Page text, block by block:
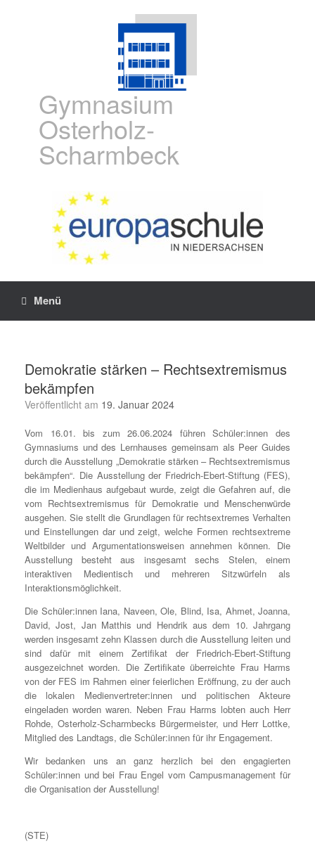
Gymnasium
Osterholz-
Scharmbeck
Menü
Demokratie stärken – Rechtsextremismus
bekämpfen
Veröffentlicht am 19. Januar 2024
Vom 16.01. bis zum 26.06.2024 führen Schüler:innen des
Gymnasiums und des Lernhauses gemeinsam als Peer Guides
durch die Ausstellung „Demokratie stärken – Rechtsextremismus
bekämpfen“. Die Ausstellung der Friedrich-Ebert-Stiftung (FES),
die im Medienhaus aufgebaut wurde, zeigt die Gefahren auf, die
vom Rechtsextremismus für Demokratie und Menschenwürde
ausgehen. Sie stellt die Grundlagen für rechtsextremes Verhalten
und Einstellungen dar und zeigt, welche Formen rechtsextreme
Weltbilder und Argumentationsweisen annehmen können. Die
Ausstellung besteht aus insgesamt sechs Stelen, einem
interaktiven Medientisch und mehreren Sitzwürfeln als
Interaktionsmöglichkeit.
Die Schüler:innen Iana, Naveen, Ole, Blind, Isa, Ahmet, Joanna,
David, Jost, Jan Matthis und Hendrik aus dem 10. Jahrgang
werden insgesamt zehn Klassen durch die Ausstellung leiten und
sind dafür mit einem Zertifikat der Friedrich-Ebert-Stiftung
ausgezeichnet worden. Die Zertifikate überreichte Frau Harms
von der FES im Rahmen einer feierlichen Eröffnung, zu der auch
die lokalen Medienvertreter:innen und politischen Akteure
eingeladen worden waren. Neben Frau Harms lobten auch Herr
Rohde, Osterholz-Scharmbecks Bürgermeister, und Herr Lottke,
Mitglied des Landtags, die Schüler:innen für ihr Engagement.
Wir bedanken uns an ganz herzlich bei den engagierten
Schüler:innen und bei Frau Engel vom Campusmanagement für
die Organisation der Ausstellung!
(STE)